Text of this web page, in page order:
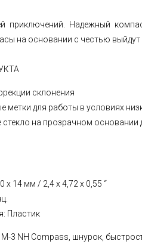
приключений. Надежный
на основании с честью выйдут
склонения
метки для работы в условиях
стекло на прозрачном основании
x 14 мм / 2,4 x 4,72 x 0,55 “
Пластик
3 NH Compass, шнурок,